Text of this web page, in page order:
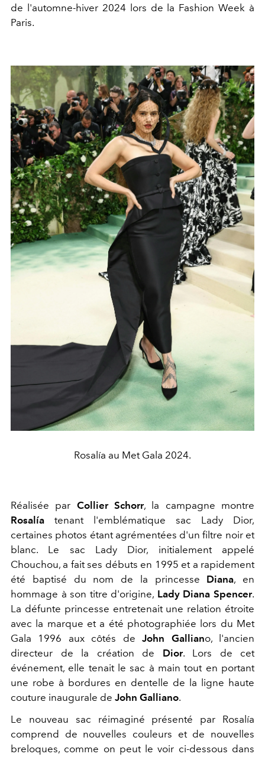
de l'automne-hiver 2024 lors de la Fashion Week à
Paris.
Rosalía au Met Gala 2024.
Réalisée par Collier Schorr, la campagne montre
Rosalía tenant l'emblématique sac Lady Dior,
certaines photos étant agrémentées d'un filtre noir et
blanc. Le sac Lady Dior, initialement appelé
Chouchou, a fait ses débuts en 1995 et a rapidement
été baptisé du nom de la princesse Diana, en
hommage à son titre d'origine, Lady Diana Spencer.
La défunte princesse entretenait une relation étroite
avec la marque et a été photographiée lors du Met
Gala 1996 aux côtés deJohn Galliano, l'ancien
directeur de la création de Dior. Lors de cet
événement, elle tenait le sac à main tout en portant
une robe à bordures en dentelle de la ligne haute
couture inaugurale de John Galliano.
Le nouveau sac réimaginé présenté par Rosalía
comprend de nouvelles couleurs et de nouvelles
breloques, comme on peut le voir ci-dessous dans